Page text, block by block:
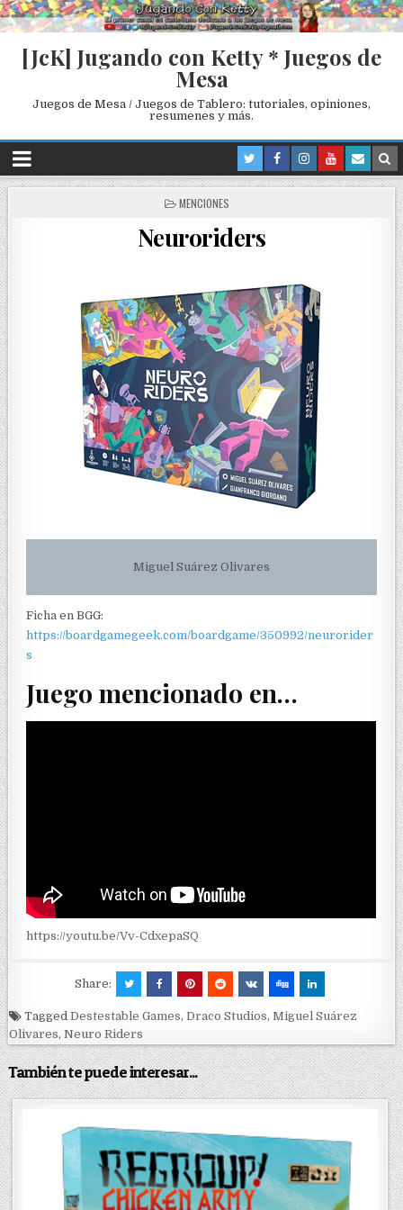
[JcK] Jugando con Ketty * Juegos de
Mesa
Juegos de Mesa / Juegos de Tablero: tutoriales, opiniones,
resumenes y más.
P
S
T
I
N
MENCIONES
Neuroriders
Miguel Suárez Olivares
Ficha en BGG:
https://boardgamegeek.com/boardgame/350992/neurorider
s
Juego mencionado en…
https://youtu.be/Vv-CdxepaSQ
Share:
TaggedDestestable Games,Draco Studios,Miguel Suárez
Olivares,Neuro Riders
También te puede interesar...